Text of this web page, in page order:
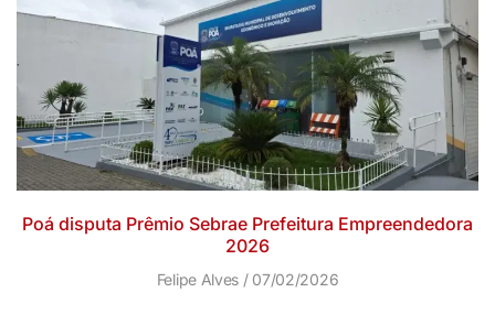
Poá disputa Prêmio Sebrae Prefeitura Empreendedora
2026
Felipe Alves 07/02/2026